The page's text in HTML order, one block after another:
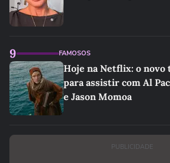
9 FAMOSOS
Hoje na Netflix: o
para assistir com Al
e Jason Momoa
PUBLICIDADE